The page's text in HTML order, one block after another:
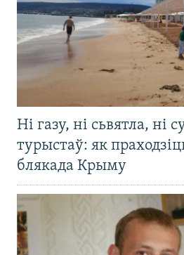
Ні газу, ні сьвятла, ні
турыстаў: як
блякада Крыму